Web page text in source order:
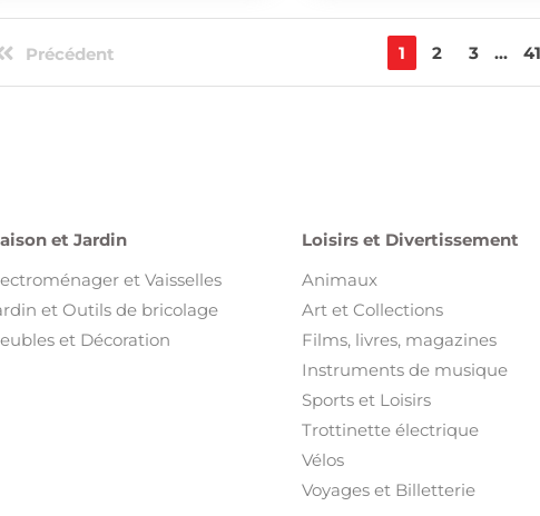
Précédent 1 2 3 ...
et Jardin
et Vaisselles
et Outils de bricolage
et Décoration
Loisirs et Divertissement
Animaux
Art et Collections
Films, livres, magazines
Instruments de musique
Sports et Loisirs
Trottinette électrique
Vélos
Voyages et Billetterie